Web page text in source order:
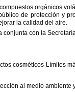
compuestos orgánicos
de protección y
la calidad del aire.
conjunta con la
cosméticos-Límites
al medio ambiente